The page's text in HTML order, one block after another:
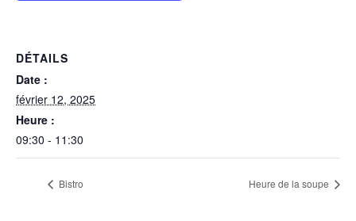
DÉTAILS
Date :
février 12, 2025
Heure :
09:30 - 11:30
Bistro Heure de la soupe